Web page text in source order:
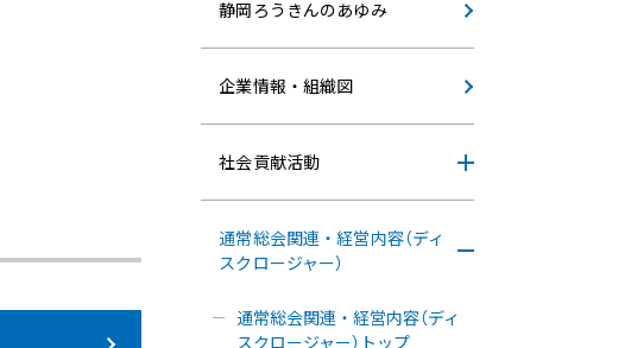
静岡ろうきんのあゆみ
企業情報・組織図
社会貢献活動
通常総会関連・経営内容（ディ
スクロージャー）
通常総会関連・経営内容（ディ
スクロージャー）トップ